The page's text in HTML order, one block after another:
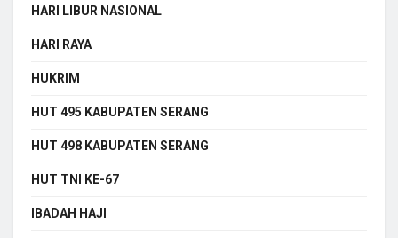
HARI LIBUR NASIONAL
HARI RAYA
HUKRIM
HUT 495 KABUPATEN SERANG
HUT 498 KABUPATEN SERANG
HUT TNI KE-67
IBADAH HAJI